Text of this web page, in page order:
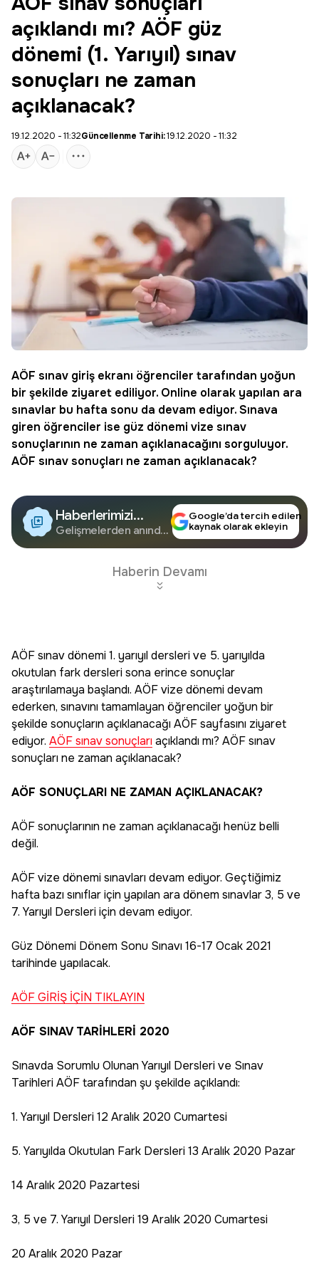
açıklandı mı? AÖF güz
dönemi (1. Yarıyıl) sınav
sonuçları ne zaman
açıklanacak?
19.12.2020 - 11:32Güncellenme Tarihi:19.12.2020 - 11:32
AÖF sınav giriş ekranı öğrenciler tarafından yoğun
bir şekilde ziyaret ediliyor. Online olarak yapılan ara
sınavlar bu hafta sonu da devam ediyor. Sınava
giren öğrenciler ise güz dönemi vize sınav
sonuçlarının ne zaman açıklanacağını sorguluyor.
AÖF sınav sonuçları ne zaman açıklanacak?
Haberlerimizi
Google'da Takip
Edin
Gelişmelerden anında
Google’da tercih edilen
kaynak olarak ekleyin
Haberin Devamı
AÖF sınav dönemi 1. yarıyıl dersleri ve 5. yarıyılda
okutulan fark dersleri sona erince sonuçlar
araştırılamaya başlandı. AÖF vize dönemi devam
ederken, sınavını tamamlayan öğrenciler yoğun bir
şekilde sonuçların açıklanacağı AÖF sayfasını ziyaret
ediyor. AÖF sınav sonuçlarıaçıklandı mı? AÖF sınav
sonuçları ne zaman açıklanacak?
AÖF SONUÇLARI NE ZAMAN AÇIKLANACAK?
AÖF sonuçlarının ne zaman açıklanacağı henüz belli
değil.
AÖF vize dönemi sınavları devam ediyor. Geçtiğimiz
hafta bazı sınıflar için yapılan ara dönem sınavlar 3, 5 ve
7. Yarıyıl Dersleri için devam ediyor.
Güz Dönemi Dönem Sonu Sınavı 16-17 Ocak 2021
tarihinde yapılacak.
AÖF GİRİŞ İÇİN TIKLAYIN
AÖF SINAV TARİHLERİ 2020
Sınavda Sorumlu Olunan Yarıyıl Dersleri ve Sınav
Tarihleri AÖF tarafından şu şekilde açıklandı:
1. Yarıyıl Dersleri 12 Aralık 2020 Cumartesi
5. Yarıyılda Okutulan Fark Dersleri 13 Aralık 2020 Pazar
14 Aralık 2020 Pazartesi
3, 5 ve 7. Yarıyıl Dersleri 19 Aralık 2020 Cumartesi
20 Aralık 2020 Pazar